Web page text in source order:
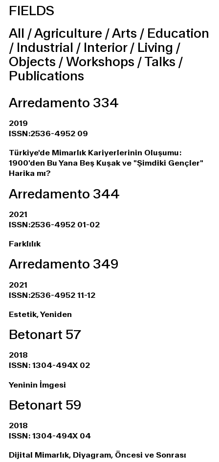
FIELDS
All /Agriculture /Arts / Education
/ Industrial / Interior/ Living /
Objects /Workshops /Talks /
Publications
Arredamento 334
2019
ISSN:2536-4952 09
Türkiye'de Mimarlık Kariyerlerinin Oluşumu:
1900'den Bu Yana Beş Kuşak ve "Şimdiki Gençler"
Harika mı?
Arredamento 344
2021
ISSN:2536-4952 01-02
Farklılık
Arredamento 349
2021
ISSN:2536-4952 11-12
Estetik, Yeniden
Betonart 57
2018
ISSN: 1304-494X 02
Yeninin İmgesi
Betonart 59
2018
ISSN: 1304-494X 04
Dijital Mimarlık, Diyagram, Öncesi ve Sonrası